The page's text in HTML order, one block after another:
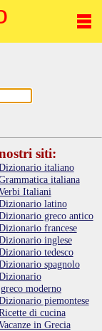
siti:
italiano
italiana
Italiani
latino
greco antico
francese
inglese
tedesco
spagnolo
greco moderno
piemontese
di cucina
in Grecia